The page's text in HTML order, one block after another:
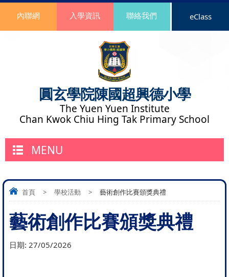
圓玄學院陳國超興德小學
The Yuen Yuen Institute
Chan Kwok Chiu Hing Tak Primary School
內聯網 入學資訊 聯絡我們 eClass
MENU
首頁 > 學校活動 > 藝術創作比賽頒獎典禮
藝術創作比賽頒獎典禮
日期: 27/05/2026